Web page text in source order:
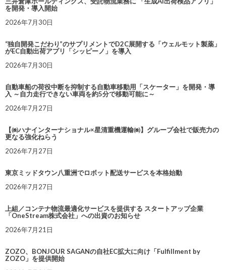
を開発・導入開始
2026年7月30日
“独自開発こだわり”のサプリメントでD2C展開する「ウェルモット製薬」
がEC自動出荷アプリ「シッピーノ」を導入
2026年7月30日
自動車船の荷役中断を抑制する自動車移動用「スケーター」を開発・導
入 ～自力走行できない車両を約5分で移動可能に～
2026年7月27日
【㈱ハナインターナショナル×星清重機運輸㈱】グループ会社で販売力の
更なる強化ねらう
2026年7月27日
東京ミッドタウン八重洲でロボット配送サービスを本格始動
2026年7月27日
上組／コンテナ物流最適化サービスを提供する スタートアップ企業
「OneStream株式会社」への出資のお知らせ
2026年7月21日
ZOZO、BONJOUR SAGANの自社EC拡大に向け「Fulfillment by
ZOZO」を提供開始